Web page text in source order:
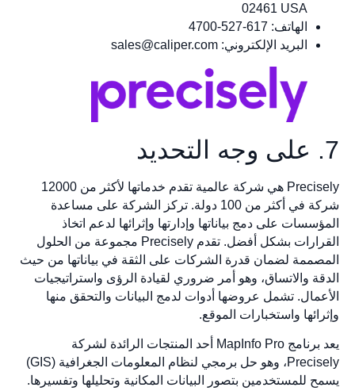
02461 USA
الهاتف: 617-527-4700
البريد الإلكتروني: sales@caliper.com
7. على وجه التحديد
Precisely هي شركة عالمية تقدم خدماتها لأكثر من 12000
شركة في أكثر من 100 دولة. تركز الشركة على مساعدة
المؤسسات على دمج بياناتها وإدارتها وإثرائها لدعم اتخاذ
القرارات بشكل أفضل. تقدم Precisely مجموعة من الحلول
المصممة لضمان قدرة الشركات على الثقة في بياناتها من حيث
الدقة والاتساق، وهو أمر ضروري لقيادة الرؤى واستراتيجيات
الأعمال. تشمل عروضها أدوات لدمج البيانات والتحقق منها
وإثرائها واستخبارات الموقع.
يعد برنامج MapInfo Pro أحد المنتجات الرائدة لشركة
Precisely، وهو حل برمجي لنظام المعلومات الجغرافية (GIS)
يسمح للمستخدمين بتصور البيانات المكانية وتحليلها وتفسيرها.